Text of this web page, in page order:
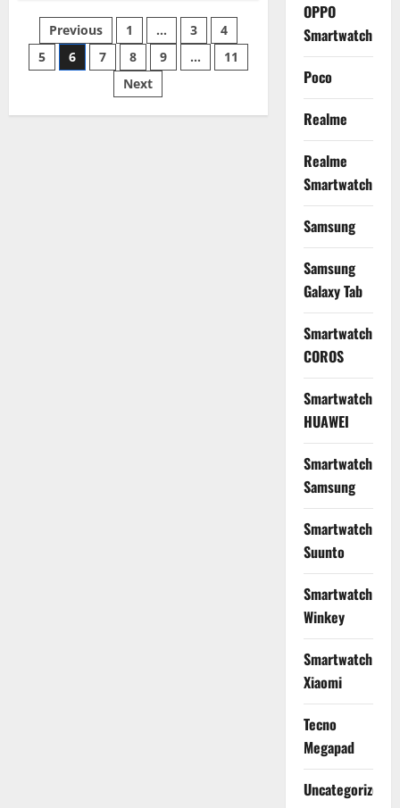
Z5,
Kamera
Full-
Frame
Mirrorless
Terbaik
untuk
Terbatas?
Posts
pagination
Previous 1 … 3
4
5
6 7 8 9 …
11
Next
OPPO
Smartwatch
Poco
Realme
Realme
Smartwatch
Samsung
Samsung
Galaxy Tab
Smartwatch
COROS
Smartwatch
HUAWEI
Smartwatch
Samsung
Smartwatch
Suunto
Smartwatch
Winkey
Smartwatch
Xiaomi
Tecno
Megapad
Uncategorized